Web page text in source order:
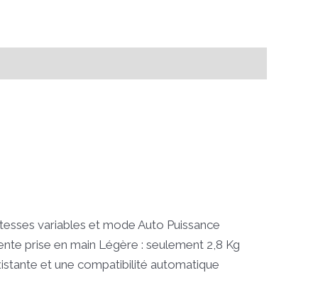
variables et mode Auto Puissance
prise en main Légère : seulement 2,8 Kg
et une compatibilité automatique